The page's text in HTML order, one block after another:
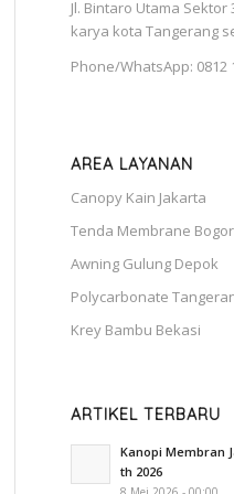
Jl. Bintaro Utama Sektor
karya kota Tangerang
Phone/WhatsApp: 0812
AREA LAYANAN
Canopy Kain Jakarta
Tenda Membrane Bogor
Awning Gulung Depok
Polycarbonate
Krey Bambu Bekasi
ARTIKEL TERBARU
Kanopi Membran
th 2026